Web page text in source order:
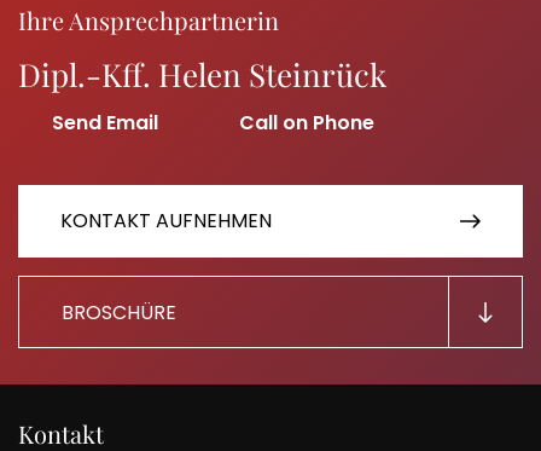
Ihre Ansprechpartnerin
Dipl.-Kff. Helen Steinrück
KONTAKT AUFNEHMEN
BROSCHÜRE
Kontakt